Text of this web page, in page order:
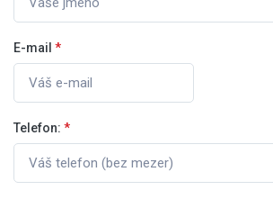
E-mail *
Telefon: *